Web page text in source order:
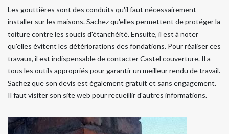
Les gouttières sont des conduits qu'il faut nécessairement
installer sur les maisons. Sachez qu'elles permettent de protéger la
toiture contre les soucis d'étanchéité. Ensuite, il est à noter
qu'elles évitent les détériorations des fondations. Pour réaliser ces
travaux, il est indispensable de contacter Castel couverture. Il a
tous les outils appropriés pour garantir un meilleur rendu de travail.
Sachez que son devis est également gratuit et sans engagement.
Il faut visiter son site web pour recueillir d'autres informations.